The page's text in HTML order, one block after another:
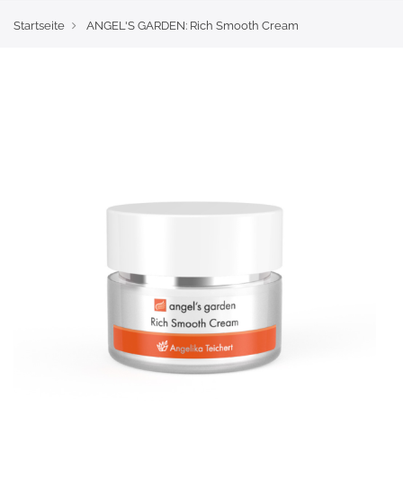
Startseite ANGEL'S GARDEN: Rich Smooth Cream